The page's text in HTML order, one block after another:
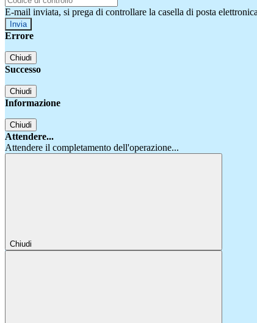
E-mail inviata, si prega di controllare la casella di posta
Errore
Chiudi
Successo
Chiudi
Informazione
Chiudi
Attendere...
Attendere il completamento dell'operazione...
Chiudi